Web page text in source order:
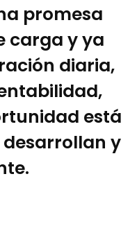
promesa
carga y ya
diaria,
está
y